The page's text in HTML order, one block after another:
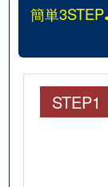
簡単
STEP1